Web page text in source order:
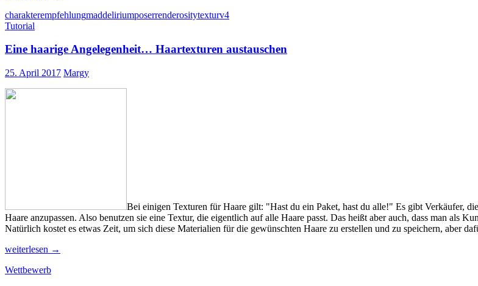
ich
dreh‘
Rad
charakterempfehlungmaddeliriumposerrenderositytexturv4
Tutorial
Eine haarige Angelegenheit… Haartexturen austauschen
25. April 2017 Margy
Bei einigen Texturen für Haare gilt: "Hast du ein Paket, hast du alle!" Es gibt Verkäufer,
Haare anzupassen. Also benutzen sie eine Textur, die eigentlich auf alle Haare passt. Das heißt aber auch, dass man als
Natürlich kostet es etwas Zeit, um sich diese Materialien für die gewünschten Haare zu erstellen und zu speichern, aber
Eine
Angelegenheit…
weiterlesen →
Wettbewerb